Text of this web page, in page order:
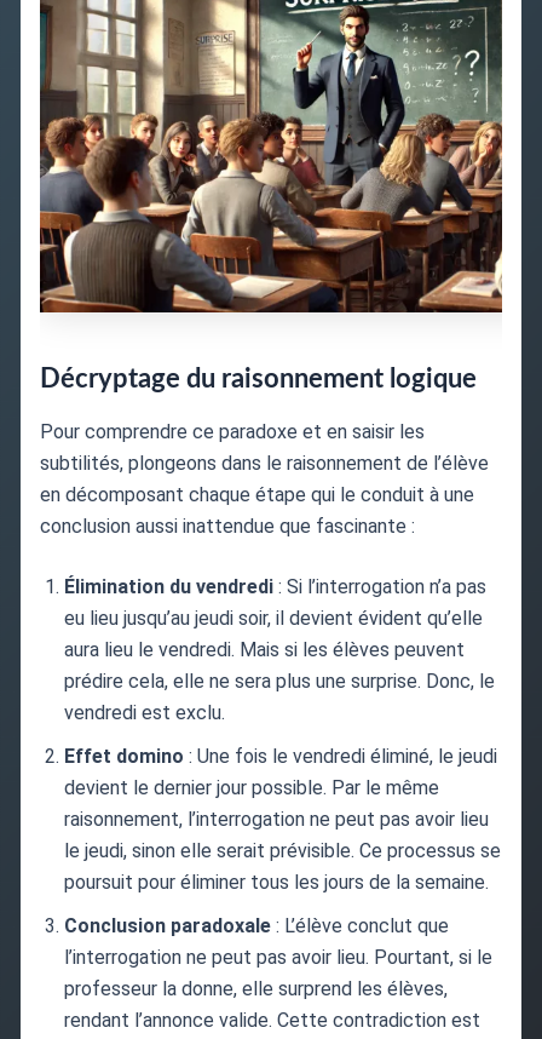
Décryptage du raisonnement logique
Pour comprendre ce paradoxe et en saisir les
subtilités, plongeons dans le raisonnement de l’élève
en décomposant chaque étape qui le conduit à une
conclusion aussi inattendue que fascinante :
Élimination du vendredi: Si l’interrogation n’a pas
eu lieu jusqu’au jeudi soir, il devient évident qu’elle
aura lieu le vendredi. Mais si les élèves peuvent
prédire cela, elle ne sera plus une surprise. Donc, le
vendredi est exclu.
Effet domino : Une fois le vendredi éliminé, le jeudi
devient le dernier jour possible. Par le même
raisonnement, l’interrogation ne peut pas avoir lieu
le jeudi, sinon elle serait prévisible. Ce processus se
poursuit pour éliminer tous les jours de la semaine.
Conclusion paradoxale: L’élève conclut que
l’interrogation ne peut pas avoir lieu. Pourtant, si le
professeur la donne, elle surprend les élèves,
rendant l’annonce valide. Cette contradiction est